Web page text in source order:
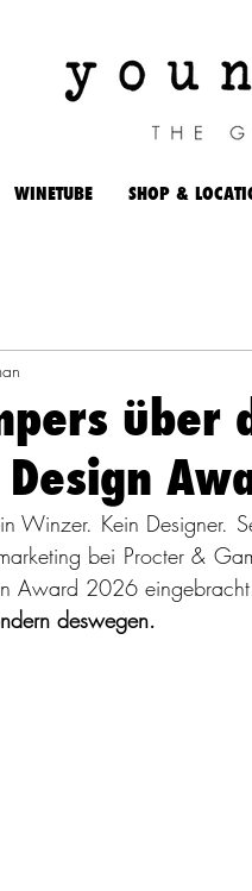
WINETUBE SHOP &
über
Winzer. Kein Designer.
bei Procter &
Award 2026
deswegen.